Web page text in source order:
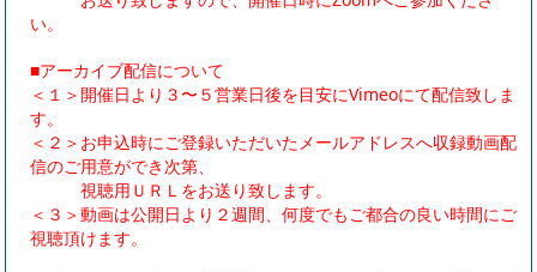
い。
■アーカイブ配信について
＜１＞開催日より３〜５営業日後を目安にVimeoにて配信致しま
す。
＜２＞お申込時にご登録いただいたメールアドレスへ収録動画配
信のご用意ができ次第、
視聴用ＵＲＬをお送り致します。
＜３＞動画は公開日より２週間、何度でもご都合の良い時間にご
視聴頂けます。